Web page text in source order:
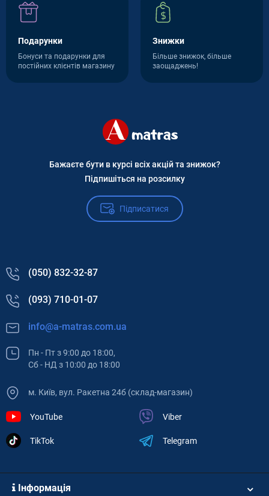
Подарунки
Бонуси та подарунки для
постійних клієнтів магазину
Знижки
Більше знижок, більше
заощаджень!
Бажаєте бути в курсі всіх акцій та знижок?
Підпишіться на розсилку
Підписатися
(050) 832-32-87
(093) 710-01-07
info@a-matras.com.ua
Пн - Пт з 9:00 до 18:00,
Сб - НД з 10:00 до 18:00
м. Київ, вул. Ракетна 24б (склад-магазин)
YouTube
TikTok
Viber
Telegram
Інформація